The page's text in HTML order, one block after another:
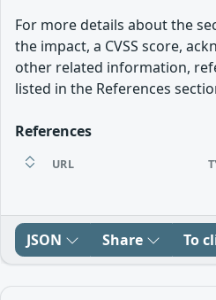
For more details about the
the impact, a CVSS score,
other related information,
listed in the References
References
URL
JSON Share To